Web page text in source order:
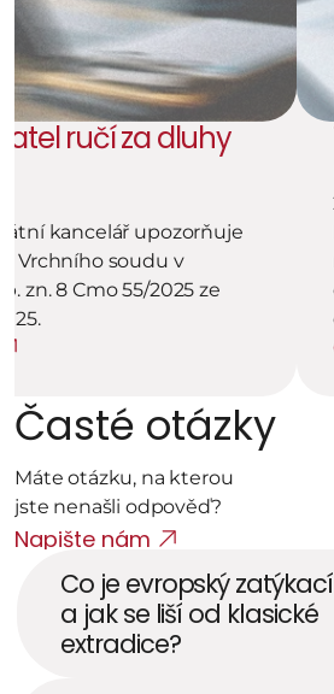
ručí za dluhy
kancelář upozorňuje
Vrchního soudu v
zn. 8 Cmo 55/2025 ze
Časté otázky
Máte otázku, na kterou
jste nenašli odpověď?
Napište nám
Co je evropský
a jak se liší od klasické
extradice?